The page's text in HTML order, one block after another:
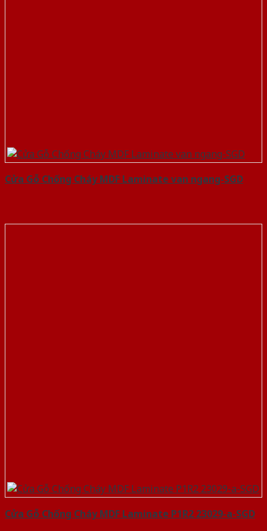
Cửa Gỗ Chống Cháy MDF Laminate van ngang-SGD
Cửa Gỗ Chống Cháy MDF Laminate P1R2 23029-a-SGD